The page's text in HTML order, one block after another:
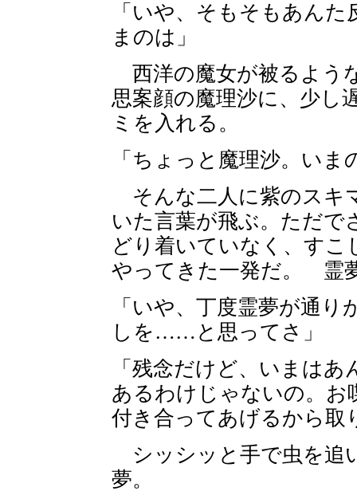
「いや、そもそもあん
まのは」
西洋の魔女が被るよう
思案顔の魔理沙に、少し
ミを入れる。
「ちょっと魔理沙。い
そんな二人に紫のスキ
いた言葉が飛ぶ。ただで
どり着いていなく、す
やってきた一発だ。 霊
「いや、丁度霊夢が通
しを……と思ってさ」
「残念だけど、いまは
あるわけじゃないの。お
付き合ってあげるから取
シッシッと手で虫を追
夢。